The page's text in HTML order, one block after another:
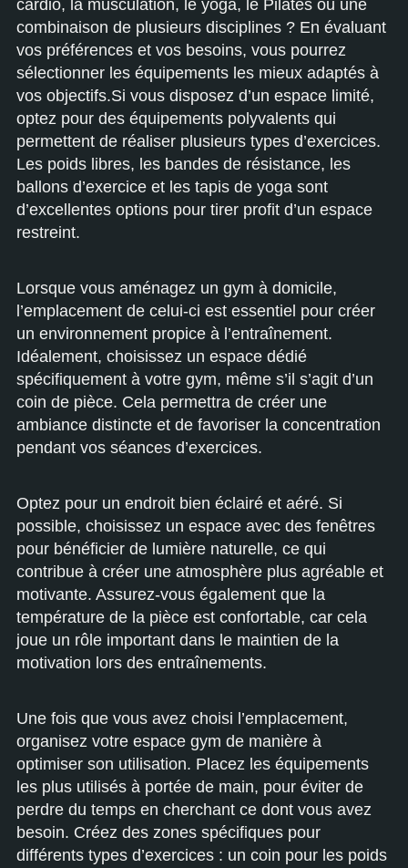
cardio, la musculation, le yoga, le Pilates ou une
combinaison de plusieurs disciplines ? En évaluant
vos préférences et vos besoins, vous pourrez
sélectionner les équipements les mieux adaptés à
vos objectifs.Si vous disposez d’un espace limité,
optez pour des équipements polyvalents qui
permettent de réaliser plusieurs types d’exercices.
Les poids libres, les bandes de résistance, les
ballons d’exercice et les tapis de yoga sont
d’excellentes options pour tirer profit d’un espace
restreint.
Lorsque vous aménagez un gym à domicile,
l’emplacement de celui-ci est essentiel pour créer
un environnement propice à l’entraînement.
Idéalement, choisissez un espace dédié
spécifiquement à votre gym, même s’il s’agit d’un
coin de pièce. Cela permettra de créer une
ambiance distincte et de favoriser la concentration
pendant vos séances d’exercices.
Optez pour un endroit bien éclairé et aéré. Si
possible, choisissez un espace avec des fenêtres
pour bénéficier de lumière naturelle, ce qui
contribue à créer une atmosphère plus agréable et
motivante. Assurez-vous également que la
température de la pièce est confortable, car cela
joue un rôle important dans le maintien de la
motivation lors des entraînements.
Une fois que vous avez choisi l’emplacement,
organisez votre espace gym de manière à
optimiser son utilisation. Placez les équipements
les plus utilisés à portée de main, pour éviter de
perdre du temps en cherchant ce dont vous avez
besoin. Créez des zones spécifiques pour
différents types d’exercices : un coin pour les poids